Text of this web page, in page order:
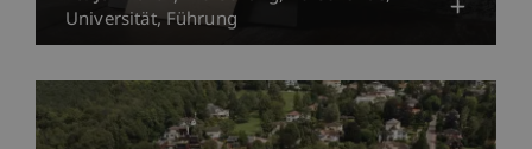
Universität Führung